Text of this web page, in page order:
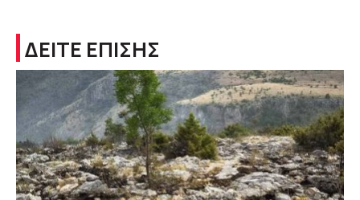
ΔΕΙΤΕ ΕΠΙΣΗΣ